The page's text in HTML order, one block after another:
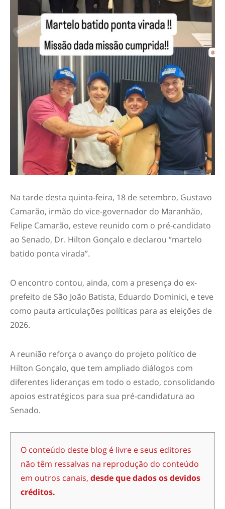
Na tarde desta quinta-feira, 18 de setembro, Gustavo
Camarão, irmão do vice-governador do Maranhão,
Felipe Camarão, esteve reunido com o pré-candidato
ao Senado, Dr. Hilton Gonçalo e declarou “martelo
batido ponta virada”.
O encontro contou, ainda, com a presença do ex-
prefeito de São João Batista, Eduardo Dominici, e teve
como pauta articulações políticas para as eleições de
2026.
A reunião reforça o avanço do projeto político de
Hilton Gonçalo, que tem ampliado diálogos com
diferentes lideranças em todo o estado, consolidando
apoios estratégicos para sua pré-candidatura ao
Senado.
O conteúdo deste blog é livre e seus editores
não têm ressalvas na reprodução do conteúdo
em outros canais, desde que dados os devidos
créditos.